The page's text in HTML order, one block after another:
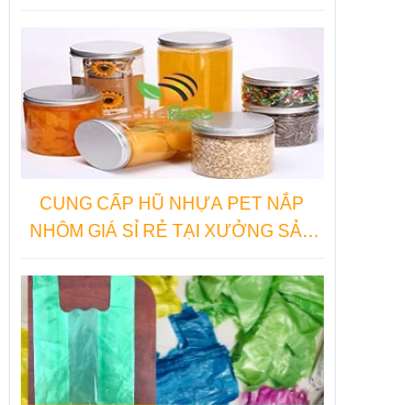
CUNG CẤP HŨ NHỰA PET NẮP
NHÔM GIÁ SỈ RẺ TẠI XƯỞNG SẢN